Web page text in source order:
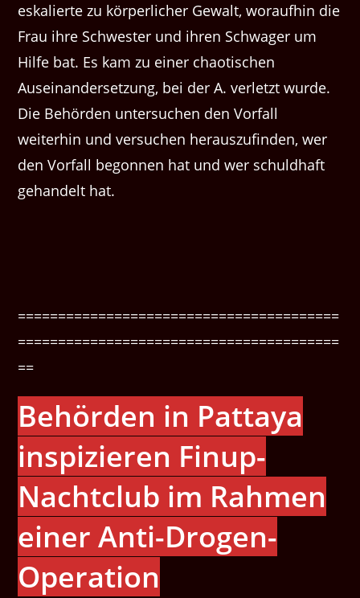
eskalierte zu körperlicher Gewalt, woraufhin die
Frau ihre Schwester und ihren Schwager um
Hilfe bat. Es kam zu einer chaotischen
Auseinandersetzung, bei der A. verletzt wurde.
Die Behörden untersuchen den Vorfall
weiterhin und versuchen herauszufinden, wer
den Vorfall begonnen hat und wer schuldhaft
gehandelt hat.
========================================
========================================
==
Behörden in Pattaya
inspizieren Finup-
Nachtclub im Rahmen
einer Anti-Drogen-
Operation